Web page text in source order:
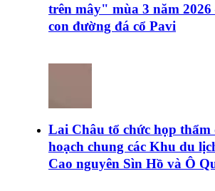
trên mây" mùa 3 năm
con đường đá cổ Pavi
Lai Châu tổ chức họp
hoạch chung các Khu du
Cao nguyên Sìn Hồ và Ô